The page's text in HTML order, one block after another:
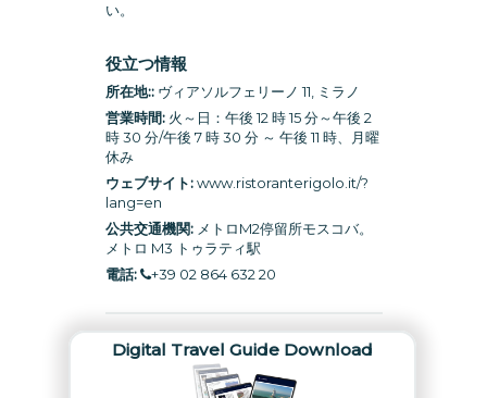
い。
役立つ情報
所在地::ヴィアソルフェリーノ 11, ミラノ
営業時間:火～日：午後 12 時 15 分～午後 2
時 30 分/午後 7 時 30 分 ～ 午後 11 時、月曜
休み
ウェブサイト: www.ristoranterigolo.it/?
lang=en
公共交通機関:メトロM2停留所モスコバ。
メトロ M3 トゥラティ駅
電話:
+39 02 864 632 20
Digital Travel Guide Download